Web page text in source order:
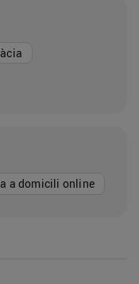
a domicili online